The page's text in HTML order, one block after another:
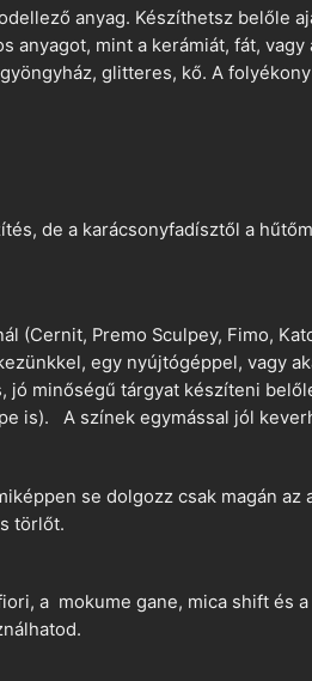
anyag. Készíthetsz belőle
anyagot, mint a kerámiát, fát, vagy
glitteres, kő. A
de a karácsonyfadísztől a
(Cernit, Premo Sculpey, Fimo,
egy nyújtógéppel, vagy
minőségű tárgyat készíteni
is). A színek egymással jól
se dolgozz csak magán az
törlőt.
a mokume gane, mica shift és